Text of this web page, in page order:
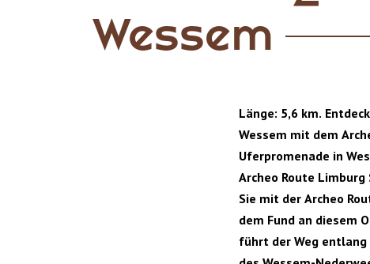
Wessem
Länge: 5,6 km.
Wessem mit dem
Uferpromenade in
Archeo Route
Sie mit der Archeo
dem Fund an diesem
führt der Weg entlang